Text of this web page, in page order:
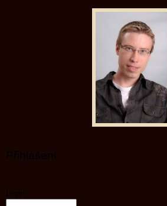
Přihlášení
Login: